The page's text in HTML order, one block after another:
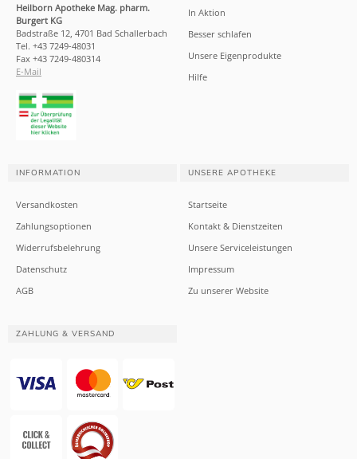
Heilborn Apotheke Mag. pharm.
Burgert KG
Badstraße 12, 4701 Bad Schallerbach
Tel. +43 7249-48031
Fax +43 7249-480314
E-Mail
In Aktion
Besser schlafen
Unsere Eigenprodukte
Hilfe
INFORMATION
Versandkosten
Zahlungsoptionen
Widerrufsbelehrung
Datenschutz
AGB
UNSERE APOTHEKE
Startseite
Kontakt & Dienstzeiten
Unsere Serviceleistungen
Impressum
Zu unserer Website
ZAHLUNG & VERSAND